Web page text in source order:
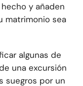
y añaden
matrimonio sea
algunas de
una excursión
suegros por un